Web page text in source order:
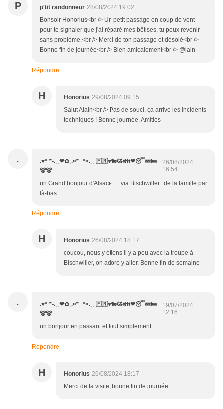
P p'tit randonneur 28/08/2024 19:02
Bonsoir Honorius<br /> Un petit passage en coup de vent
pour te signaler que j'ai réparé mes bêtises, tu peux revenir
sans problème.<br /> Merci de ton passage et désolé<br />
Bonne fin de journée<br /> Bien amicalement<br /> @lain
Répondre
H Honorius 29/08/2024 09:15
Salut Alain<br /> Pas de souci, ça arrive les incidents
techniques ! Bonne journée. Amitiés
.
.♥*¨*•.¸¸❤✿¸.¤*¨¨*¤.¸¸ 🇫🇷♥️🐎😾👪❤😴💤🛌
🐻🐻
26/08/2024
16:54
un Grand bonjour d'Alsace .....via Bischwiller...de la famille par
là-bas
Répondre
H Honorius 26/08/2024 18:17
coucou, nous y étions il y a peu avec la troupe à
Bischwiller, on adore y aller. Bonne fin de semaine
.
.♥*¨*•.¸¸❤✿¸.¤*¨¨*¤.¸¸ 🇫🇷♥️🐎😾👪❤😴💤🛌
🐻🐻
19/07/2024
12:16
un bonjour en passant et tout simplement
Répondre
H Honorius 26/08/2024 18:17
Merci de ta visite, bonne fin de journée